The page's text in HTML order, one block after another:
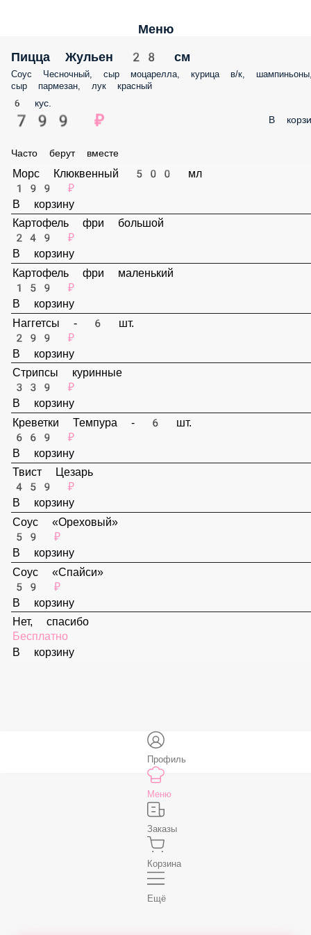
Меню
Пицца Жульен 28 см
Соус Чесночный, сыр моцарелла, курица в/к,
сыр пармезан, лук красный
6 кус.
799 ₽ В
Часто берут вместе
Морс Клюквенный 500 мл
199 ₽
В корзину
Картофель фри большой
249 ₽
В корзину
Картофель фри маленький
159 ₽
В корзину
Наггетсы - 6 шт.
299 ₽
В корзину
Стрипсы куринные
339 ₽
В корзину
Креветки Темпура - 6 шт.
669 ₽
В корзину
Твист Цезарь
459 ₽
В корзину
Соус «Ореховый»
59 ₽
В корзину
Соус «Спайси»
59 ₽
Профиль
Меню